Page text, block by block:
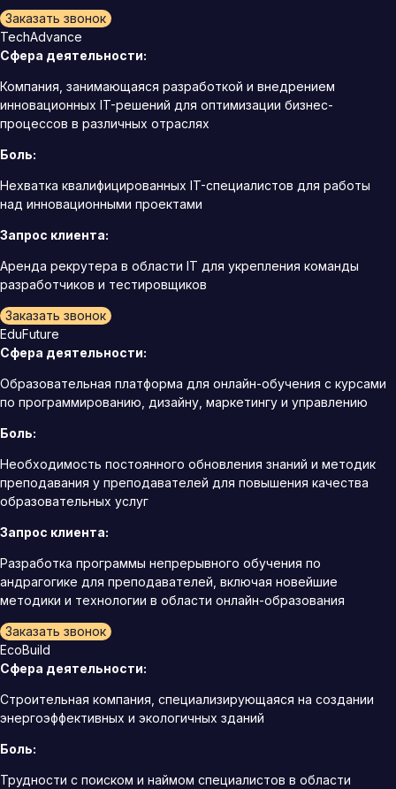
Заказать звонок
TechAdvance
Сфера деятельности:
Компания, занимающаяся разработкой и внедрением
инновационных IT-решений для оптимизации бизнес-
процессов в различных отраслях
Боль:
Нехватка квалифицированных IT-специалистов для работы
над инновационными проектами
Запрос клиента:
Аренда рекрутера в области IT для укрепления команды
разработчиков и тестировщиков
Заказать звонок
EduFuture
Сфера деятельности:
Образовательная платформа для онлайн-обучения с курсами
по программированию, дизайну, маркетингу и управлению
Боль:
Необходимость постоянного обновления знаний и методик
преподавания у преподавателей для повышения качества
образовательных услуг
Запрос клиента:
Разработка программы непрерывного обучения по
андрагогике для преподавателей, включая новейшие
методики и технологии в области онлайн-образования
Заказать звонок
EcoBuild
Сфера деятельности:
Строительная компания, специализирующаяся на создании
энергоэффективных и экологичных зданий
Боль:
Трудности с поиском и наймом специалистов в области